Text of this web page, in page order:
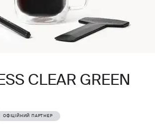
CLEAR GREEN
ОФІЦІЙНИЙ ПАРТНЕР